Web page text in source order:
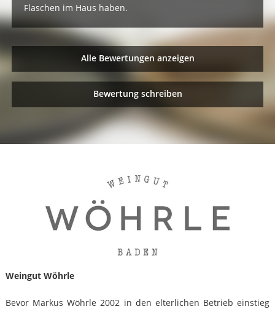
Flaschen im Haus haben.
Alle Bewertungen anzeigen
Bewertung schreiben
Weingut Wöhrle
Bevor Markus Wöhrle 2002 in den elterlichen Betrieb einstieg